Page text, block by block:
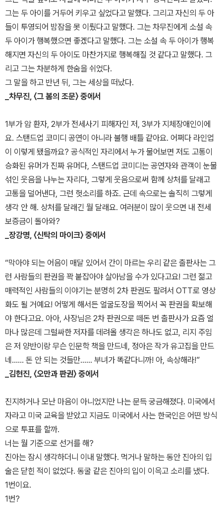
그는 두 아이를 거두어 키우고 싶었다고 말했다. 그리고 자신의 두 아
들이 투영되어 밤잠을 못 이뤘다고 말했다. 그는 차무진에게 소설 속
두 아이가 행복했으면 좋겠다고 말했다. 그는 소설 속 두 아이가 행복
해지면 자신의 두 아이도 마찬가지로 행복해질 것 같다고 말했다. 그
리고 그는 차분하게 한숨을 쉬었다.
그 말을 하고 반년 뒤, 그는 세상을 떠났다.
_차무진, 〈그 봄의 조문〉 중에서
1부가 암 환자, 2부가 전세사기 피해자인 저, 3부가 지체장애인이에
요. 스탠드업 코미디 공연이 아니라 불행 배틀 같아요. 어쩌다 라인업
이 이렇게 됐을까요? 공식적인 자리에서 누가 물어보면 저도 고통이
승화된 유머가 진짜 유머다, 스탠드업 코미디는 공연자와 관객이 눈물
섞인 웃음을 나누는 자리다, 그렇게 웃음으로써 함께 상처를 달래고
고통을 덜어낸다, 그런 헛소리를 하죠. 근데 속으로는 솔직히 그렇게
생각 안 해. 상처를 달래긴 뭘 달래요. 여러분이 많이 웃으면 내 전세
보증금이 돌아와?
_장강명, 〈신탁의 마이크〉 중에서
“막아야 되는 어음이 매달 있어서 간이 마르는 우리 같은 출판사는 그
런 사람들의 판권을 꽉 붙잡아야 살아남을 수가 있다고요! 그런 젊고
매력적인 사람들의 이야기는 분명히 2차 판권도 팔려서 OTT로 영상
화도 될 거예요! 어떻게 해서든 얼굴도장을 찍어서 꼭 판권을 확보해
야 한다고요. 아아, 사장님은 2차 판권으로 떼돈 번 출판사가 요즘 얼
마나 많은데 그럴싸한 저자를 데려올 생각은 하나도 없고, 리지 주임
은 저 양반이랑 무슨 인문학 책을 만드네, 정아은 작가 유고집을 만드
네…… 돈 안 되는 것들만…… 부녀가 똑같다니까! 아, 속상해라!”
_김현진, 〈오만과 판권〉 중에서
진지하거나 모난 마음이 아니었지만 나는 문득 궁금해졌다. 미국에서
자라고 미국 교육을 받았고 지금도 미국에서 사는 한국인은 어떤 방식
으로 투표를 할까.
너는 뭘 기준으로 선거를 해?
진아는 잠시 생각하더니 이내 말했다. 먹거나 말하는 동안 진아의 입
술은 닫힌 적이 없었다. 동굴 같은 진아의 입이 이윽고 소리를 냈다.
1번이요.
1번?